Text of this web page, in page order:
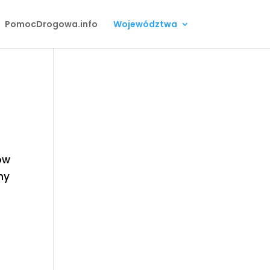
PomocDrogowa.info Województwa